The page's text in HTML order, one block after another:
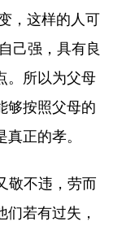
，这样的人可
己强，具有良
。所以为父母
够按照父母的
正的孝。
敬不违，劳而
若有过失，